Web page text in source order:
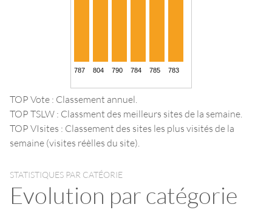
TOP Vote : Classement annuel.
TOP TSLW : Classment des meilleurs sites de la semaine.
TOP VIsites : Classement des sites les plus visités de la
semaine (visites réèlles du site).
STATISTIQUES PAR CATÉORIE
Evolution par catégorie